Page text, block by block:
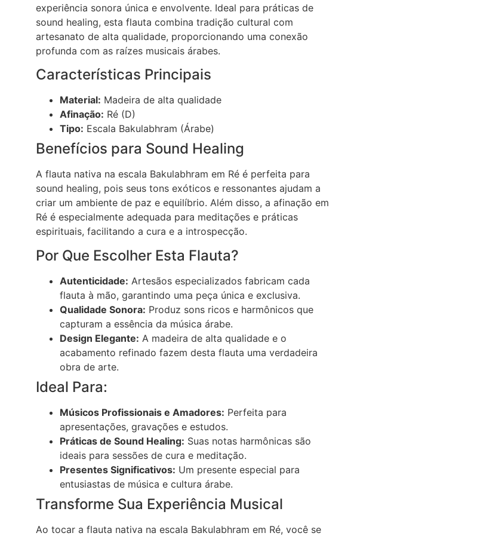
experiência sonora única e envolvente. Ideal para práticas de
sound healing, esta flauta combina tradição cultural com
artesanato de alta qualidade, proporcionando uma conexão
profunda com as raízes musicais árabes.
Características Principais
Material: Madeira de alta qualidade
Afinação: Ré (D)
Tipo: Escala Bakulabhram (Árabe)
Benefícios para Sound Healing
A flauta nativa na escala Bakulabhram em Ré é perfeita para
sound healing, pois seus tons exóticos e ressonantes ajudam a
criar um ambiente de paz e equilíbrio. Além disso, a afinação em
Ré é especialmente adequada para meditações e práticas
espirituais, facilitando a cura e a introspecção.
Por Que Escolher Esta Flauta?
Autenticidade: Artesãos especializados fabricam cada
flauta à mão, garantindo uma peça única e exclusiva.
Qualidade Sonora: Produz sons ricos e harmônicos que
capturam a essência da música árabe.
Design Elegante: A madeira de alta qualidade e o
acabamento refinado fazem desta flauta uma verdadeira
obra de arte.
Ideal Para:
Músicos Profissionais e Amadores: Perfeita para
apresentações, gravações e estudos.
Práticas de Sound Healing: Suas notas harmônicas são
ideais para sessões de cura e meditação.
Presentes Significativos: Um presente especial para
entusiastas de música e cultura árabe.
Transforme Sua Experiência Musical
Ao tocar a flauta nativa na escala Bakulabhram em Ré, você se